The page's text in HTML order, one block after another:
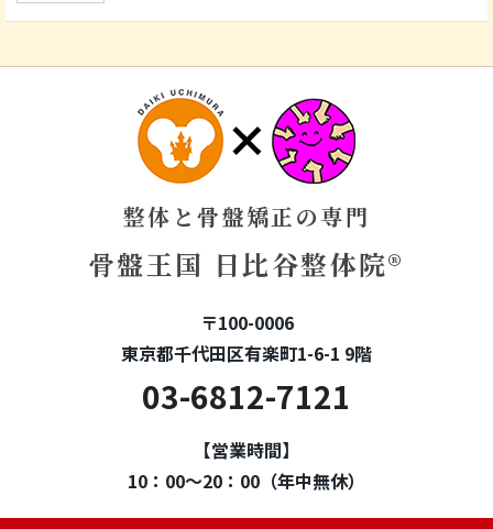
整体と骨盤矯正の専門
骨盤王国 日比谷整体院®
〒100-0006
東京都千代田区有楽町1-6-1 9階
03-6812-7121
【営業時間】
10：00～20：00（年中無休）